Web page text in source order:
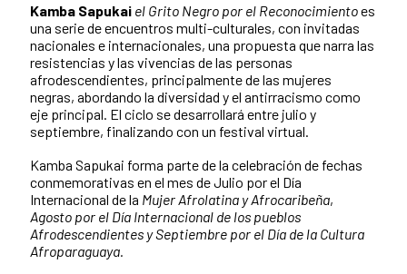
Kamba Sapukai el Grito Negro por el Reconocimientoes
una serie de encuentros multi-culturales, con invitadas
nacionales e internacionales, una propuesta que narra las
resistencias y las vivencias de las personas
afrodescendientes, principalmente de las mujeres
negras, abordando la diversidad y el antirracismo como
eje principal. El ciclo se desarrollará entre julio y
septiembre, finalizando con un festival virtual.
Kamba Sapukai forma parte de la celebración de fechas
conmemorativas en el mes de Julio por el Día
Internacional de la Mujer Afrolatina y Afrocaribeña,
Agosto por el Día Internacional de los pueblos
Afrodescendientes y Septiembre por el Día de la Cultura
Afroparaguaya.